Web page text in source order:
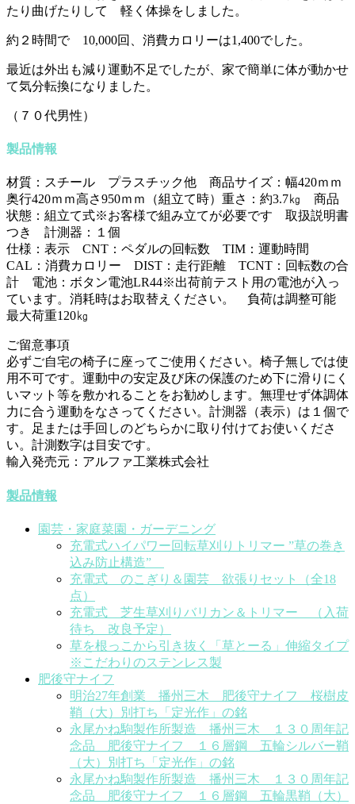
たり曲げたりして 軽く体操をしました。
約２時間で 10,000回、消費カロリーは1,400でした。
最近は外出も減り運動不足でしたが、家で簡単に体が動かせ
て気分転換になりました。
（７０代男性）
製品情報
材質：スチール プラスチック他 商品サイズ：幅420ｍｍ
奥行420ｍｍ高さ950ｍｍ（組立て時）重さ：約3.7㎏ 商品
状態：組立て式※お客様で組み立てが必要です 取扱説明書
つき 計測器：１個
仕様：表示 CNT：ペダルの回転数 TIM：運動時間
CAL：消費カロリー DIST：走行距離 TCNT：回転数の合
計 電池：ボタン電池LR44※出荷前テスト用の電池が入っ
ています。消耗時はお取替えください。 負荷は調整可能
最大荷重120㎏
ご留意事項
必ずご自宅の椅子に座ってご使用ください。椅子無しでは使
用不可です。運動中の安定及び床の保護のため下に滑りにく
いマット等を敷かれることをお勧めします。無理せず体調体
力に合う運動をなさってください。計測器（表示）は１個で
す。足または手回しのどちらかに取り付けてお使いくださ
い。計測数字は目安です。
輸入発売元：アルファ工業株式会社
製品情報
園芸・家庭菜園・ガーデニング
充電式ハイパワー回転草刈りトリマー ”草の巻き
込み防止構造”
充電式 のこぎり＆園芸 欲張りセット（全18
点）
充電式 芝生草刈りバリカン＆トリマー （入荷
待ち 改良予定）
草を根っこから引き抜く「草とーる」伸縮タイプ
※こだわりのステンレス製
肥後守ナイフ
明治27年創業 播州三木 肥後守ナイフ 桜樹皮
鞘（大）別打ち「定光作」の銘
永尾かね駒製作所製造 播州三木 １３０周年記
念品 肥後守ナイフ １６層鋼 五輪シルバー鞘
（大）別打ち「定光作」の銘
永尾かね駒製作所製造 播州三木 １３０周年記
念品 肥後守ナイフ １６層鋼 五輪黒鞘（大）